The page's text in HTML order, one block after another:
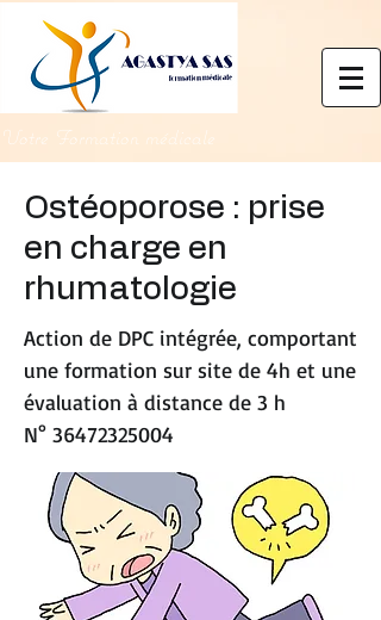
Votre Formation médicale
Ostéoporose : prise
en charge en
rhumatologie
Action de DPC intégrée, comportant
une formation sur site de 4h et une
évaluation à distance de 3 h
N° 36472325004